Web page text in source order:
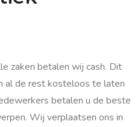
zaken betalen wij cash. Dit
al de rest kosteloos te laten
betalen u de beste
Wij verplaatsen ons in